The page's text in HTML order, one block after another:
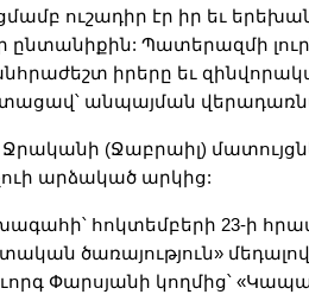
ուշադիր էր իր եւ
ընտանիքին: Պատերազմի
իրերը եւ
անպայման
Ջրականի (Ջաբրաիլ)
արձակած արկից:
հոկտեմբերի 23-ի
ծառայություն»
Փարսյանի կողմից՝